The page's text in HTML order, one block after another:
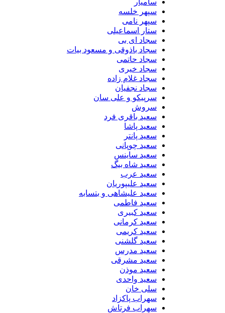
سامیار
سپهر خلسه
سپهر نامی
ستار اسماعیلی
سجاد ای بی
سجاد باذوقی و مسعود بیات
سجاد حاتمی
سجاد خیری
سجاد غلام زاده
سجاد نجفیان
سرپیکو و علی سان
سروش
سعید باقری فرد
سعید پاشا
سعید پانتر
سعید چوپانی
سعید ساینس
سعید شاه بیگ
سعید عرب
سعید علیپوریان
سعید علیشاهی و بتسابه
سعید فاطمی
سعید کبیری
سعید کرمانی
سعید کریمی
سعید گلشنی
سعید مدرس
سعید مشرقی
سعید موذن
سعید واحدی
سلی خان
سهراب پاکزاد
سهراب فرتاش